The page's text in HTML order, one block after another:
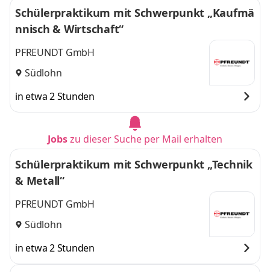
Schülerpraktikum mit Schwerpunkt „Kaufmä
nnisch & Wirtschaft“
PFREUNDT GmbH
Südlohn
in etwa 2 Stunden
Jobszu dieser Suche per Mail erhalten
Schülerpraktikum mit Schwerpunkt „Technik
& Metall“
PFREUNDT GmbH
Südlohn
in etwa 2 Stunden